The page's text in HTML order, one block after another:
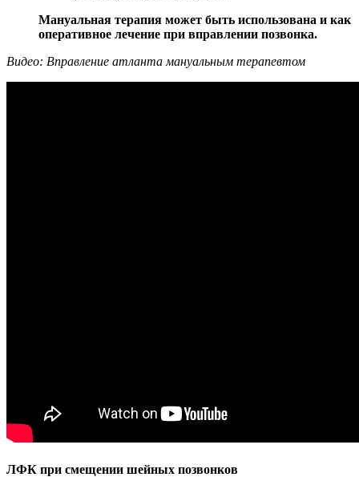
Мануальная терапия может быть использована и как
оперативное лечение при вправлении позвонка.
Видео: Вправление атланта мануальным терапевтом
ЛФК при смещении шейных позвонков